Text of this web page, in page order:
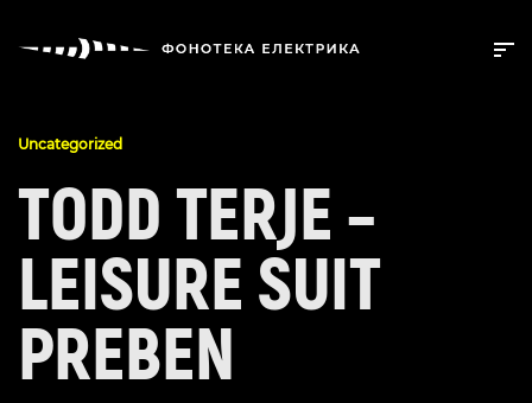
Uncategorized
TODD TERJE –
LEISURE SUIT
PREBEN